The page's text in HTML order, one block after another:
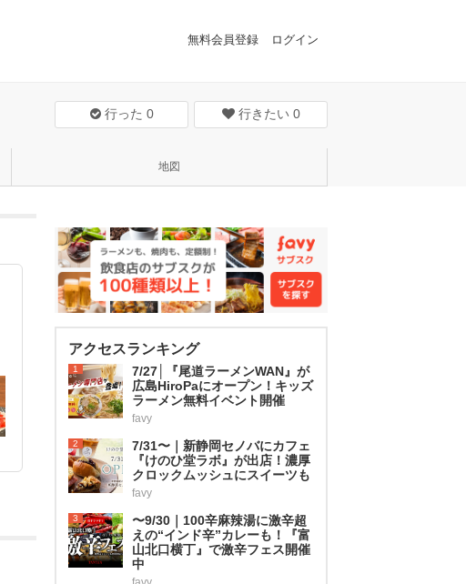
無料会員登録 ログイン
行った 0 行きたい 0
地図
アクセスランキング
1
7/27│『尾道ラーメンWAN』が
広島HiroPaにオープン！キッズ
ラーメン無料イベント開催
favy
2
7/31〜｜新静岡セノバにカフェ
『けのひ堂ラボ』が出店！濃厚
クロックムッシュにスイーツも
favy
3
〜9/30｜100辛麻辣湯に激辛超
えの“インド辛”カレーも！『富
山北口横丁』で激辛フェス開催
中